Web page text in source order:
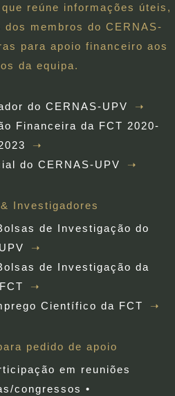
reúne informações úteis,
membros do CERNAS-
para apoio financeiro aos
da equipa.
do CERNAS-UPV
Financeira da FCT 2020-
do CERNAS-UPV
Investigadores
de Investigação do
UPV
de Investigação da
FCT
Científico da FCT
pedido de apoio
em reuniões
congressos •